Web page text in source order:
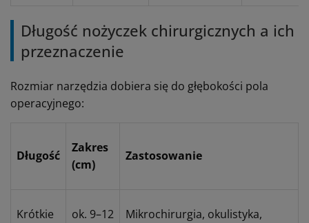
Długość nożyczek chirurgicznych a ich
przeznaczenie
Rozmiar narzędzia dobiera się do głębokości pola
operacyjnego:
Długość
Zakres
(cm)
Zastosowanie
Krótkie
ok. 9–12
Mikrochirurgia, okulistyka,